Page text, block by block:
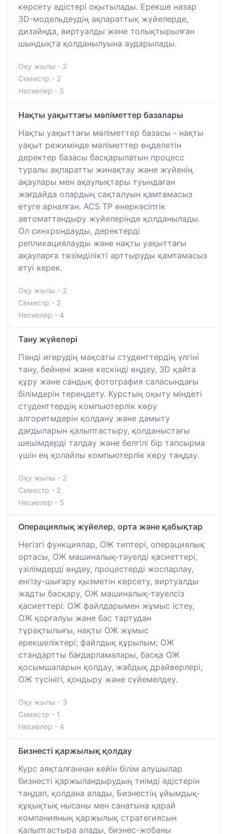
көрсету әдістері оқытылады. Ерекше назар
3D-модельдеудің ақпараттық жүйелерде,
дизайнда, виртуалды және толықтырылған
шындықта қолданылуына аударылады.
Оқу жылы - 2
Семестр - 2
Несиелер - 5
Нақты уақыттағы мәліметтер базалары
Нақты уақыттағы мәліметтер базасы - нақты
уақыт режимінде мәліметтер өңделетін
деректер базасы басқарылатын процесс
туралы ақпаратты жинақтау және жүйенің
ақаулары мен ақаулықтары туындаған
жағдайда олардың сақталуын қамтамасыз
етуге арналған. ACS TP өнеркәсіптік
автоматтандыру жүйелерінде қолданылады.
Ол синхрондауды, деректерді
репликациялауды және нақты уақыттағы
ақауларға төзімділікті арттыруды қамтамасыз
етуі керек.
Оқу жылы - 2
Семестр - 2
Несиелер - 4
Тану жүйелері
Пәнді игерудің мақсаты студенттердің үлгіні
тану, бейнені және кескінді өңдеу, 3D қайта
құру және сандық фотография саласындағы
білімдерін тереңдету. Курстың оқыту міндеті
студенттердің компьютерлік көру
алгоритмдерін қолдану және дамыту
дағдыларын қалыптастыру, қолданыстағы
шешімдерді талдау және белгілі бір тапсырма
үшін ең қолайлы компьютерлік көру таңдау.
Оқу жылы - 2
Семестр - 2
Несиелер - 5
Операциялық жүйелер, орта және қабықтар
Негізгі функциялар, ОЖ типтері, операциялық
ортасы, ОЖ машиналық-тәуелді қасиеттері,
үзілімдерді өңдеу, процестерді жоспарлау,
енгізу-шығару қызметін көрсету, виртуалды
жадты басқару, ОЖ машиналық-тәуелсіз
қасиеттері: ОЖ файлдарымен жұмыс істеу,
ОЖ қорғалуы және бас тартудан
тұрақтылығы, нақты ОЖ жұмыс
ерекшеліктері; файлдық құрылым; ОЖ
стандартты бағдарламалары, басқа ОЖ
қосымшаларын қолдау, жабдық драйверлері,
ОЖ түсінігі, қондыру және сүйемелдеу.
Оқу жылы - 3
Семестр - 1
Несиелер - 4
Бизнесті қаржылық қолдау
Курс аяқталғаннан кейін білім алушылар
бизнесті қаржыландырудың тиімді әдістерін
таңдап, қолдана алады, Бизнестің ұйымдық-
құқықтық нысаны мен санатына қарай
компанияның қаржылық стратегиясын
қалыптастыра алады, бизнес-жобаны